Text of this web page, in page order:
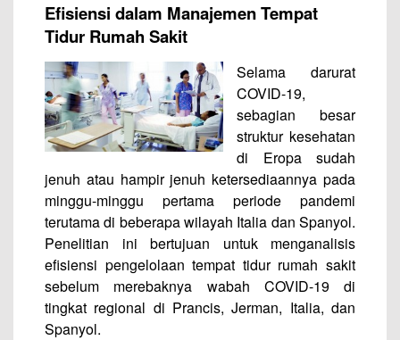
Efisiensi dalam Manajemen Tempat
Tidur Rumah Sakit
Selama darurat
COVID-19,
sebagian besar
struktur kesehatan
di Eropa sudah
jenuh atau hampir jenuh ketersediaannya pada
minggu-minggu pertama periode pandemi
terutama di beberapa wilayah Italia dan Spanyol.
Penelitian ini bertujuan untuk menganalisis
efisiensi pengelolaan tempat tidur rumah sakit
sebelum merebaknya wabah COVID-19 di
tingkat regional di Prancis, Jerman, Italia, dan
Spanyol.